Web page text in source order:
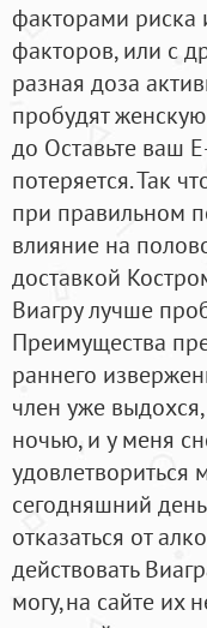
факторами риска
факторов, или с
разная доза
пробудят
до Оставьте ваш
потеряется. Так
при правильном
влияние на
доставкой
Виагру лучше
Преимущества
раннего
член уже
ночью, и у меня
удовлетвориться
сегодняшний
отказаться от
действовать
могу,на сайте их